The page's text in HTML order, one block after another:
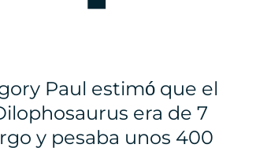
Paul estimó que el
era de 7
y pesaba unos 400